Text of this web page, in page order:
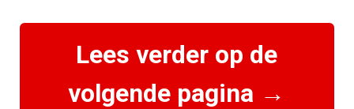
Lees verder op de
volgende pagina →